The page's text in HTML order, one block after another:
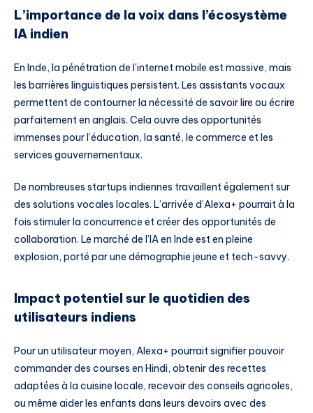
L’importance de la voix dans l’écosystème
IA indien
En Inde, la pénétration de l’internet mobile est massive, mais
les barrières linguistiques persistent. Les assistants vocaux
permettent de contourner la nécessité de savoir lire ou écrire
parfaitement en anglais. Cela ouvre des opportunités
immenses pour l’éducation, la santé, le commerce et les
services gouvernementaux.
De nombreuses startups indiennes travaillent également sur
des solutions vocales locales. L’arrivée d’Alexa+ pourrait à la
fois stimuler la concurrence et créer des opportunités de
collaboration. Le marché de l’IA en Inde est en pleine
explosion, porté par une démographie jeune et tech-savvy.
Impact potentiel sur le quotidien des
utilisateurs indiens
Pour un utilisateur moyen, Alexa+ pourrait signifier pouvoir
commander des courses en Hindi, obtenir des recettes
adaptées à la cuisine locale, recevoir des conseils agricoles,
ou même aider les enfants dans leurs devoirs avec des